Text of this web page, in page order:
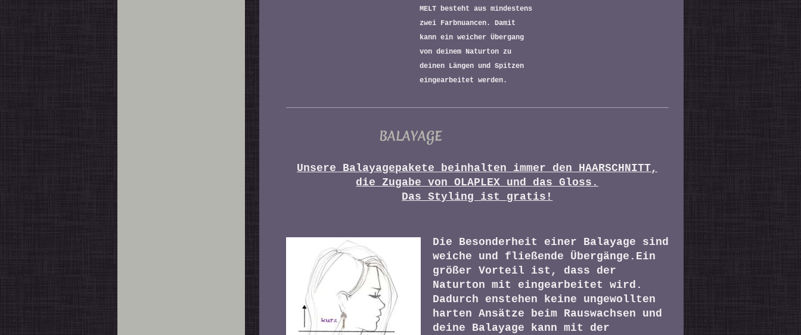
MELT besteht aus mindestens
zwei Farbnuancen. Damit
kann ein weicher Übergang
von deinem Naturton zu
deinen Längen und Spitzen
eingearbeitet werden.
BALAYAGE
Unsere Balayagepakete beinhalten immer den HAARSCHNITT,
die Zugabe von OLAPLEX und das Gloss.
Das Styling ist gratis!
Die Besonderheit einer Balayage sind
weiche und fließende Übergänge.Ein
größer Vorteil ist, dass der
Naturton mit eingearbeitet wird.
Dadurch enstehen keine ungewollten
harten Ansätze beim Rauswachsen und
deine Balayage kann mit der